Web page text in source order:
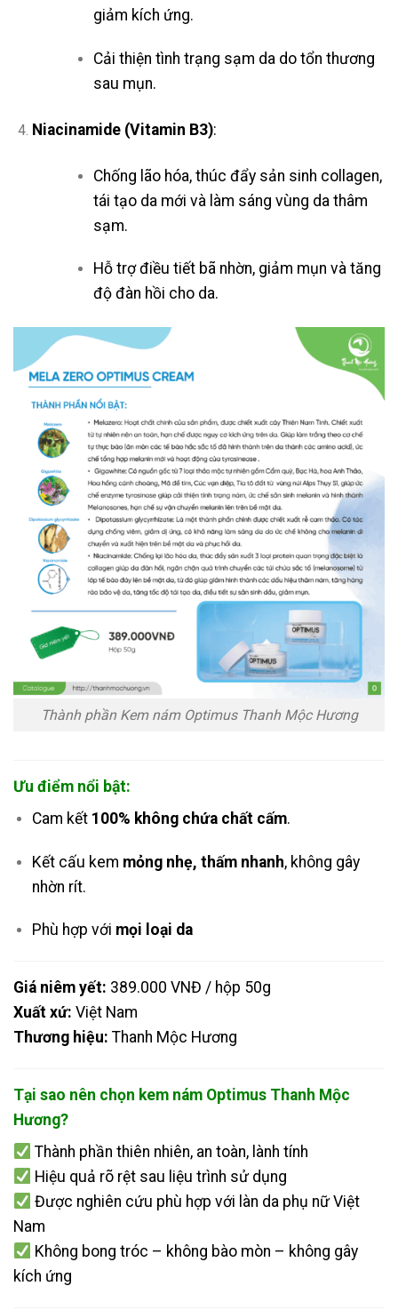
giảm kích ứng.
Cải thiện tình trạng sạm da do tổn thương
sau mụn.
Niacinamide (Vitamin B3):
Chống lão hóa, thúc đẩy sản sinh collagen,
tái tạo da mới và làm sáng vùng da thâm
sạm.
Hỗ trợ điều tiết bã nhờn, giảm mụn và tăng
độ đàn hồi cho da.
Thành phần Kem nám Optimus Thanh Mộc Hương
Ưu điểm nổi bật:
Cam kết 100% không chứa chất cấm.
Kết cấu kem mỏng nhẹ, thấm nhanh, không gây
nhờn rít.
Phù hợp với mọi loại da
Giá niêm yết: 389.000 VNĐ / hộp 50g
Xuất xứ: Việt Nam
Thương hiệu: Thanh Mộc Hương
Tại sao nên chọn kem nám Optimus Thanh Mộc
Hương?
Thành phần thiên nhiên, an toàn, lành tính
Hiệu quả rõ rệt sau liệu trình sử dụng
Được nghiên cứu phù hợp với làn da phụ nữ Việt
Nam
Không bong tróc – không bào mòn – không gây
kích ứng